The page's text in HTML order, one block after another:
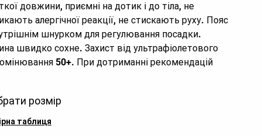
довжини, приємні на дотик і до тіла, не
алергічної реакції, не стискають руху. Пояс
шнурком для регулювання посадки.
швидко сохне. Захист від ультрафіолетового
50+. При дотриманні рекомендацій
еластан, поліестер
блакитний
розмір
таблиця